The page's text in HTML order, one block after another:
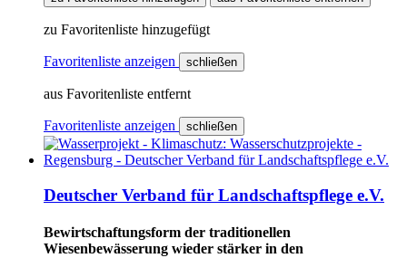
zu Favoritenliste hinzugefügt
Favoritenliste anzeigen schließen
aus Favoritenliste entfernt
Favoritenliste anzeigen schließen
Deutscher Verband für Landschaftspflege e.V.
Bewirtschaftungsform der traditionellen
Wiesenbewässerung wieder stärker in den